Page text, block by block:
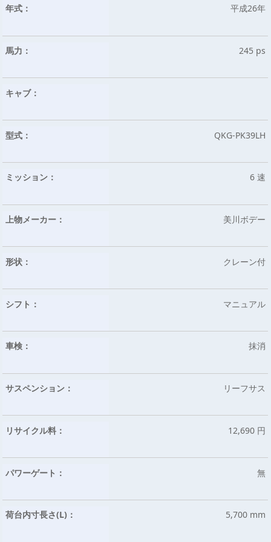
年式： 平成26年
馬力： 245 ps
キャブ：
型式： QKG-PK39LH
ミッション： 6 速
上物メーカー： 美川ボデー
形状： クレーン付
シフト： マニュアル
車検： 抹消
サスペンション： リーフサス
リサイクル料： 12,690 円
パワーゲート： 無
荷台内寸長さ(L)： 5,700 mm